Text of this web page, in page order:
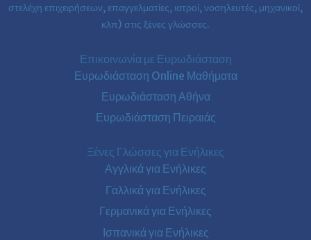
στελέχη επιχειρήσεων, επαγγελματίες, ιατροί, νοσηλευτές, μηχανικοί,
κλπ) στις ξένες γλώσσες.
Επικοινωνία με Ευρωδιάσταση
Ευρωδιάσταση Online Μαθήματα
Ευρωδιάσταση Αθήνα
Ευρωδιάσταση Πειραιάς
Ξένες Γλώσσες για Ενήλικες
Αγγλικά για Ενήλικες
Γαλλικά για Ενήλικες
Γερμανικά για Ενήλικες
Ισπανικά για Ενήλικες